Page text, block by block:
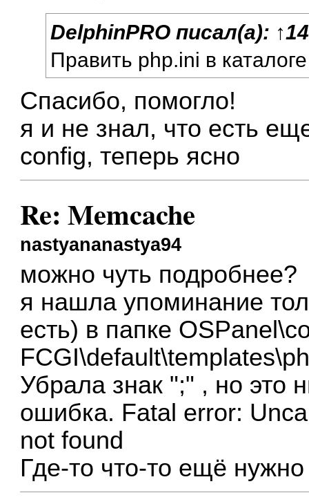
DelphinPRO писал(а): ↑
Править php.ini в
Спасибо, помогло!
я и не знал, что есть
config, теперь ясно
Re: Memcache
nastyananastya94
можно чуть подробнее?
я нашла упоминание
есть) в папке
Убрала знак ";" , но это
ошибка. Fatal error:
not found
Где-то что-то ещё